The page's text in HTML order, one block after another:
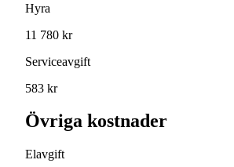
Hyra
11 780 kr
Serviceavgift
583 kr
Övriga kostnader
Elavgift